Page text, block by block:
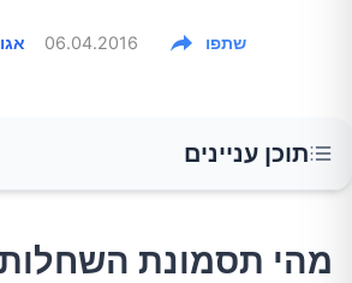
06.04.2016 שתפו
תוכן עניינים
הגורמים והתסמינים של
מהי תסמונת